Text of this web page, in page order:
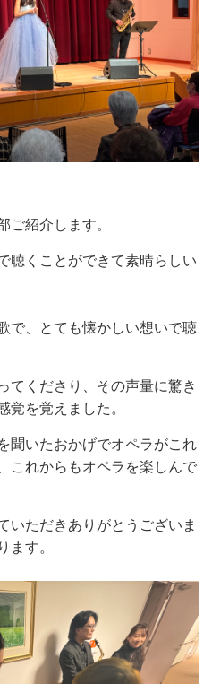
ご紹介します。
聴くことができて素晴らしい
で、とても懐かしい想いで聴
てくださり、その声量に驚き
覚を覚えました。
聞いたおかげでオペラがこれ
これからもオペラを楽しんで
いただきありがとうございま
ます。